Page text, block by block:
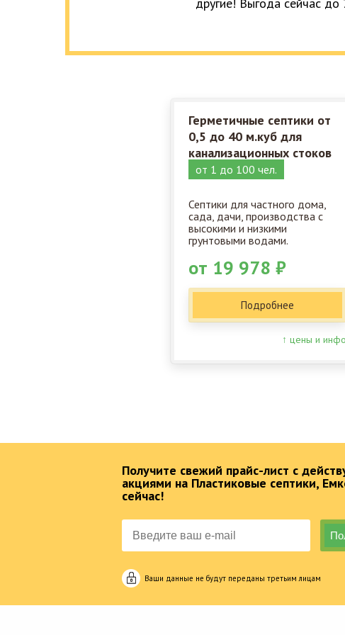
Герметичные септики от
0,5 до 40 м.куб для
канализационных стоков
от 1 до 100 чел.
Септики для частного дома,
сада, дачи, производства с
высокими и низкими
грунтовыми водами.
от 19 978 ₽
Подробнее
↑ цены и инфо
Получите свежий прайс-лист с
акциями на Пластиковые септики,
сейчас!
Ваши данные не будут переданы третьим лицам